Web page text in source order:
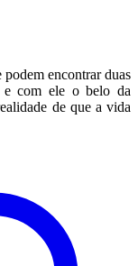
podem encontrar duas
e com ele o belo da
de que a vida